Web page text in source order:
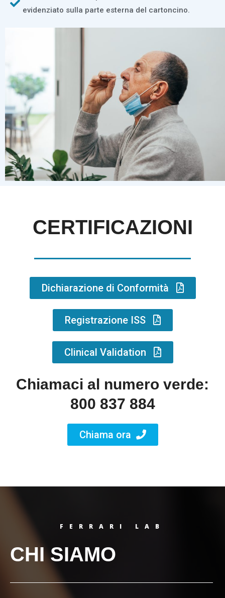
evidenziato sulla parte esterna del cartoncino.
CERTIFICAZIONI
Dichiarazione di Conformità
Registrazione ISS
Clinical Validation
Chiamaci al numero verde:
800 837 884
Chiama ora
FERRARI LAB
CHI SIAMO